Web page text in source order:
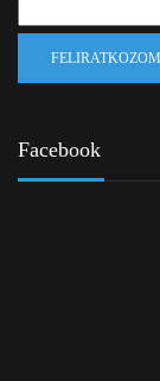
Facebook